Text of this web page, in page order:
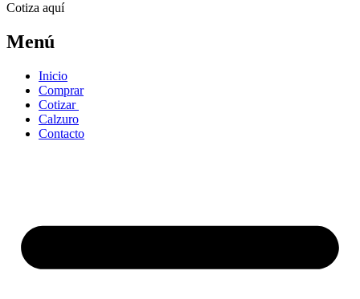
Cotiza aquí
Menú
Inicio
Comprar
Cotizar
Calzuro
Contacto